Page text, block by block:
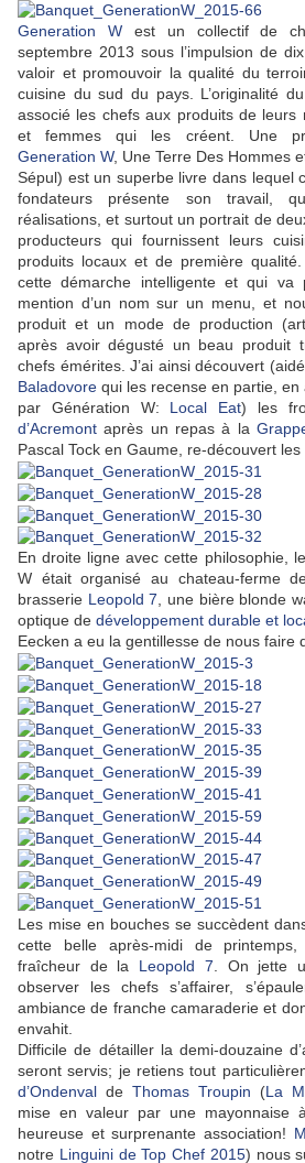
Generation West un collectif de
septembre 2013 sous l’impulsion de
valoir et promouvoir la qualité du
cuisine du sud du pays. L’originalité
associé les chefs aux produits de leurs
et femmes qui les créent. Une
Generation W, Une Terre Des Hommes
Sépul) est un superbe livre dans lequel
fondateurs présente son travail,
réalisations, et surtout un portrait de
producteurs qui fournissent leurs
produits locaux et de première qualité.
cette démarche intelligente et qui
mention d’un nom sur un menu, et
produit et un mode de production
après avoir dégusté un beau produit
chefs émérites. J’ai ainsi découvert
Baladovore qui les recense en partie,
par Génération W: Local Eat) les
d’Acremont après un repas à la
Pascal Tock en Gaume, re-découvert
En droite ligne avec cette philosophie,
W était organisé au chateau-ferme
brasserie Leopold 7, une bière blonde
optique de développement durable et
Eecken a eu la gentillesse de nous faire
Les mise en bouches se succèdent
cette belle après-midi de
fraîcheur de la Leopold 7 . On jette
observer les chefs s’affairer,
ambiance de franche camaraderie et
envahit.
Difficile de détailler la demi-douzaine
seront servis; je retiens tout
d’Ondenval de Thomas Troupin (La
mise en valeur par une mayonnaise
heureuse et surprenante association!
notre Linguini de Top Chef 2015) nous